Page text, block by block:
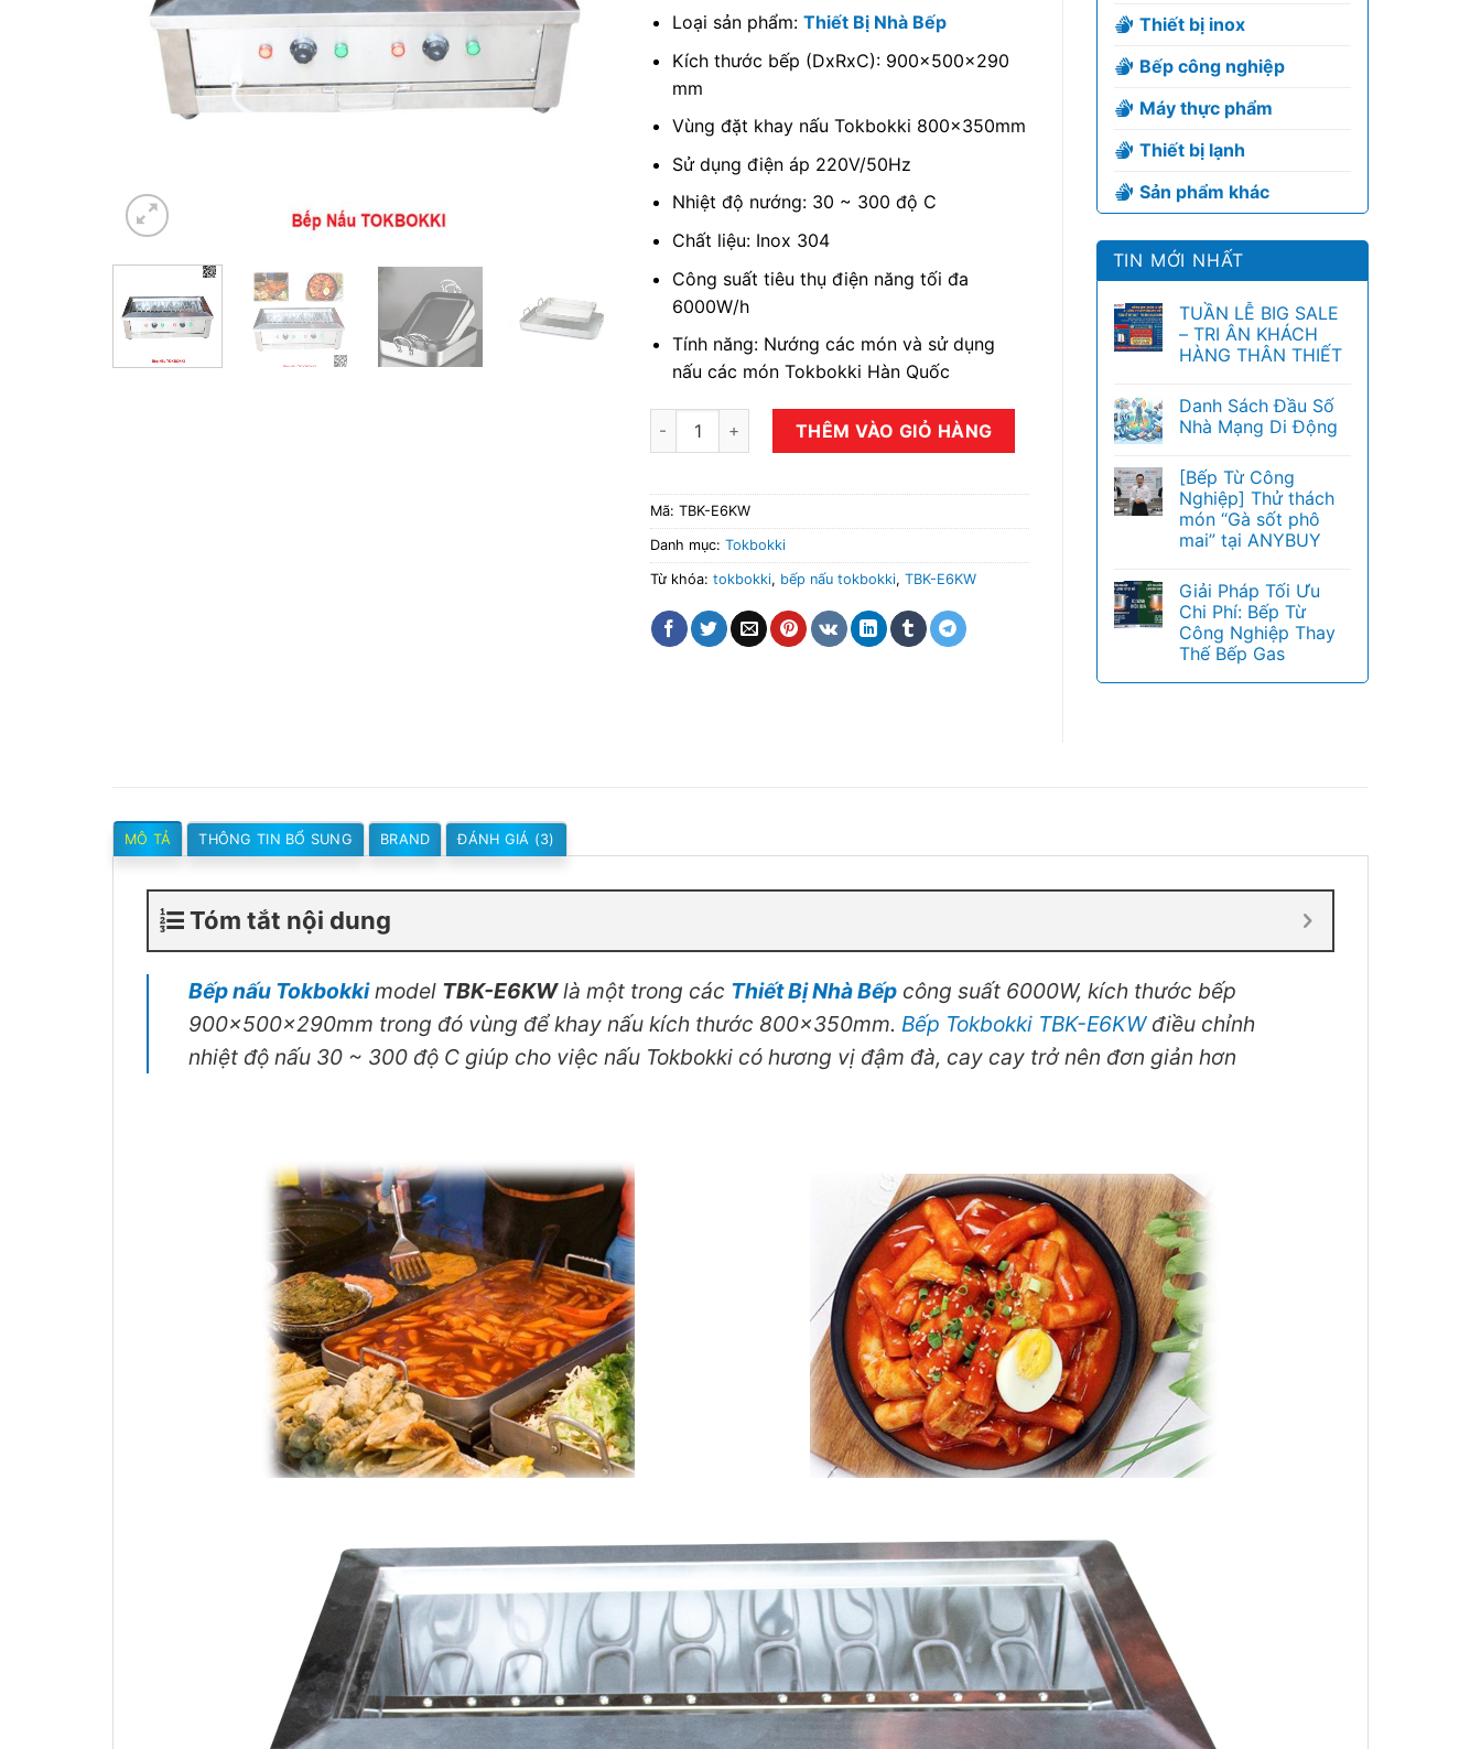
Loại sản phẩm:Thiết Bị Nhà Bếp
Kích thước bếp (DxRxC): 900x500x290
mm
Vùng đặt khay nấu Tokbokki 800x350mm
Sử dụng điện áp 220V/50Hz
Nhiệt độ nướng: 30 ~ 300 độ C
Chất liệu: Inox 304
Công suất tiêu thụ điện năng tối đa
6000W/h
Tính năng: Nướng các món và sử dụng
nấu các món Tokbokki Hàn Quốc
Bếp nấu Tokbokki số lượngTHÊM VÀO GIỎ HÀNG
Mã: TBK-E6KW
Danh mục: Tokbokki
Từ khóa: tokbokki, bếp nấu tokbokki, TBK-E6KW
Thiết bị inox
Bếp công nghiệp
Máy thực phẩm
Thiết bị lạnh
Sản phẩm khác
TIN MỚI NHẤT
TUẦN LỄ BIG SALE
– TRI ÂN KHÁCH
HÀNG THÂN THIẾT
Danh Sách Đầu Số
Nhà Mạng Di Động
[Bếp Từ Công
Nghiệp] Thử thách
món “Gà sốt phô
mai” tại ANYBUY
Giải Pháp Tối Ưu
Chi Phí: Bếp Từ
Công Nghiệp Thay
Thế Bếp Gas
MÔ TẢ THÔNG TIN BỔ SUNG BRAND ĐÁNH GIÁ (3)
Tóm tắt nội dung
Bếp nấu Tokbokkimodel TBK-E6KWlà một trong các Thiết Bị Nhà Bếp công suất 6000W, kích thước bếp
900x500x290mm trong đó vùng để khay nấu kích thước 800x350mm. Bếp Tokbokki TBK-E6KWđiều chỉnh
nhiệt độ nấu 30 ~ 300 độ C giúp cho việc nấu Tokbokki có hương vị đậm đà, cay cay trở nên đơn giản hơn